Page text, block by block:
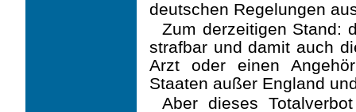
deutschen Regelungen
Zum derzeitigen Stand:
strafbar und damit auch
Arzt oder einen
Staaten außer England
Aber dieses